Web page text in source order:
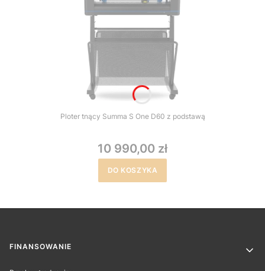
Ploter tnący Summa S One D60 z podstawą
10 990,00 zł
DO KOSZYKA
Linki w stopce
FINANSOWANIE